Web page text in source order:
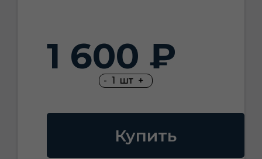
1 600 ₽
- 1 шт +
Купить